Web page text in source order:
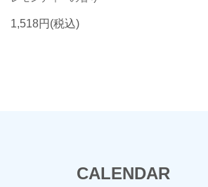
1,518円(税込)
CALENDAR